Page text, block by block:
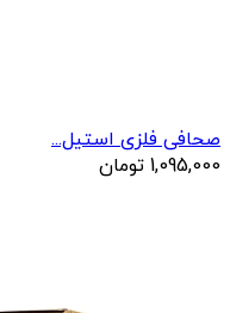
صحافی فلزی استیل...
1,095,000 تومان